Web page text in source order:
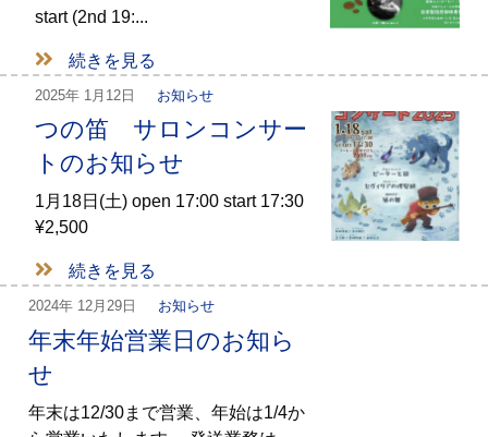
start (2nd 19:...
続きを見る
2025年 1月12日 お知らせ
つの笛 サロンコンサー
トのお知らせ
1月18日(土) open 17:00 start 17:30
¥2,500
続きを見る
2024年 12月29日 お知らせ
年末年始営業日のお知ら
せ
年末は12/30まで営業、年始は1/4か